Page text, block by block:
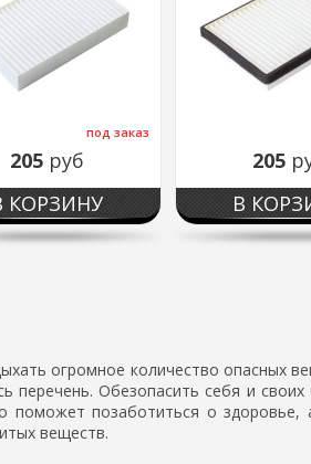
под заказ
205 руб
КОРЗИНУ
205
В
огромное количество опасных
перечень. Обезопасить себя и
позаботиться о здоровье,
веществ.